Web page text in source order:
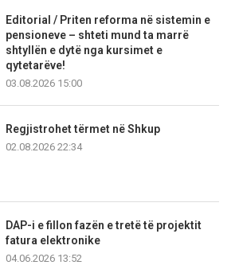
Editorial / Priten reforma në sistemin e
pensioneve – shteti mund ta marrë
shtyllën e dytë nga kursimet e
qytetarëve!
03.08.2026 15:00
Regjistrohet tërmet në Shkup
02.08.2026 22:34
DAP-i e fillon fazën e tretë të projektit
fatura elektronike
04.06.2026 13:52